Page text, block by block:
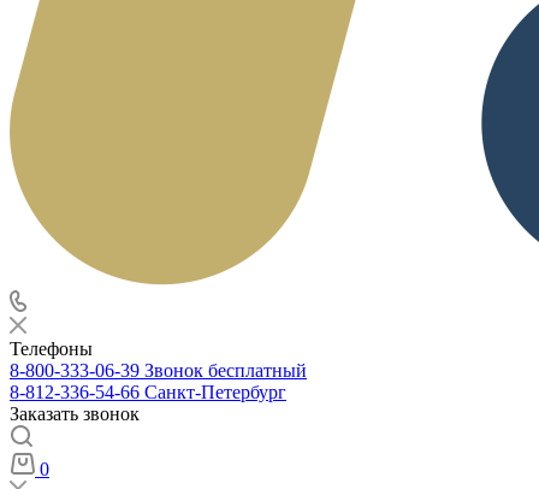
Телефоны
8-800-333-06-39 Звонок бесплатный
8-812-336-54-66 Санкт-Петербург
Заказать звонок
0